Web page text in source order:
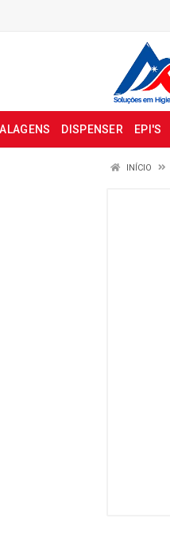
DISPENSER EPI'S
INÍCIO